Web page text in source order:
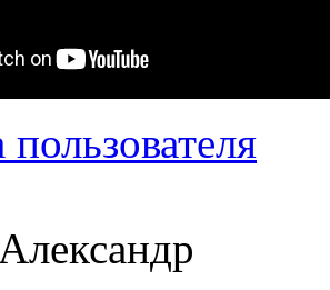
Александр